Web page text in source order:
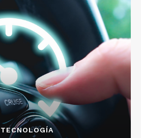
TECNOLOGÍA